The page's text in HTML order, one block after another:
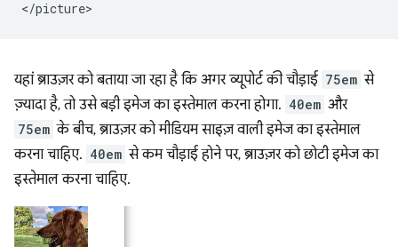
यहां ब्राउज़र को बताया जा रहा है कि अगर व्यूपोर्ट की चौड़ाई 75em से
ज़्यादा है, तो उसे बड़ी इमेज का इस्तेमाल करना होगा. 40em और
75em के बीच, ब्राउज़र को मीडियम साइज़ वाली इमेज का इस्तेमाल
करना चाहिए. 40em से कम चौड़ाई होने पर, ब्राउज़र को छोटी इमेज का
इस्तेमाल करना चाहिए.